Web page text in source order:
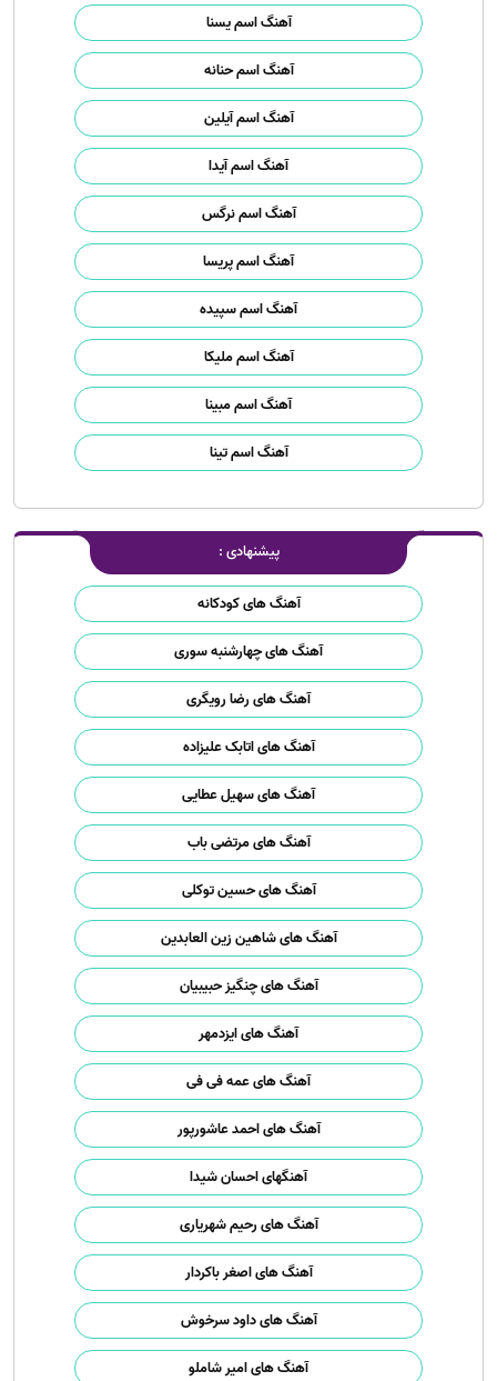
آهنگ اسم یسنا
آهنگ اسم حنانه
آهنگ اسم آیلین
آهنگ اسم آیدا
آهنگ اسم نرگس
آهنگ اسم پریسا
آهنگ اسم سپیده
آهنگ اسم ملیکا
آهنگ اسم مبینا
آهنگ اسم تینا
پیشنهادی :
آهنگ های کودکانه
آهنگ های چهارشنبه سوری
آهنگ های رضا رویگری
آهنگ های اتابک علیزاده
آهنگ های سهیل عطایی
آهنگ های مرتضی باب
آهنگ های حسین توکلی
آهنگ های شاهین زین العابدین
آهنگ های چنگیز حبیبیان
آهنگ های ایزدمهر
آهنگ های عمه فی فی
آهنگ های احمد عاشورپور
آهنگهای احسان شیدا
آهنگ های رحیم شهریاری
آهنگ های اصغر باکردار
آهنگ های داود سرخوش
آهنگ های امیر شاملو